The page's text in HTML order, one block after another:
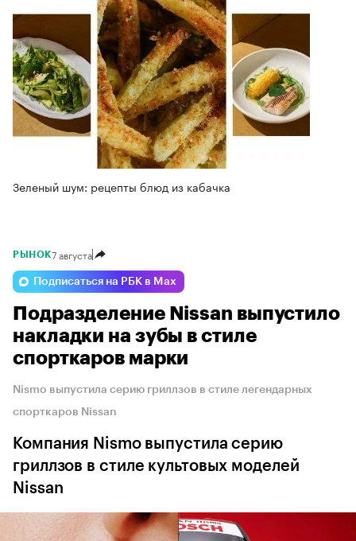
Зеленый шум: рецепты блюд из кабачка
РЫНОК7 августа
Подписаться на РБК в Max
Подразделение Nissan выпустило
накладки на зубы в стиле
спорткаров марки
Nismo выпустила серию гриллзов в стиле легендарных
спорткаров Nissan
Компания Nismo выпустила серию
гриллзов в стиле культовых моделей
Nissan